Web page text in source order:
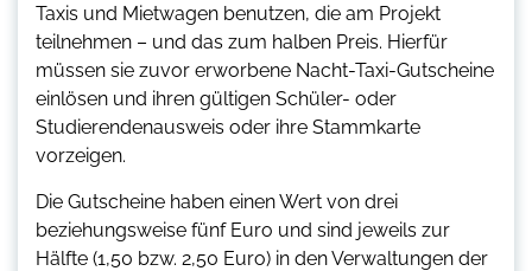
Taxis und Mietwagen benutzen, die am Projekt
teilnehmen – und das zum halben Preis. Hierfür
müssen sie zuvor erworbene Nacht-Taxi-Gutscheine
einlösen und ihren gültigen Schüler- oder
Studierendenausweis oder ihre Stammkarte
vorzeigen.
Die Gutscheine haben einen Wert von drei
beziehungsweise fünf Euro und sind jeweils zur
Hälfte (1,50 bzw. 2,50 Euro) in den Verwaltungen der